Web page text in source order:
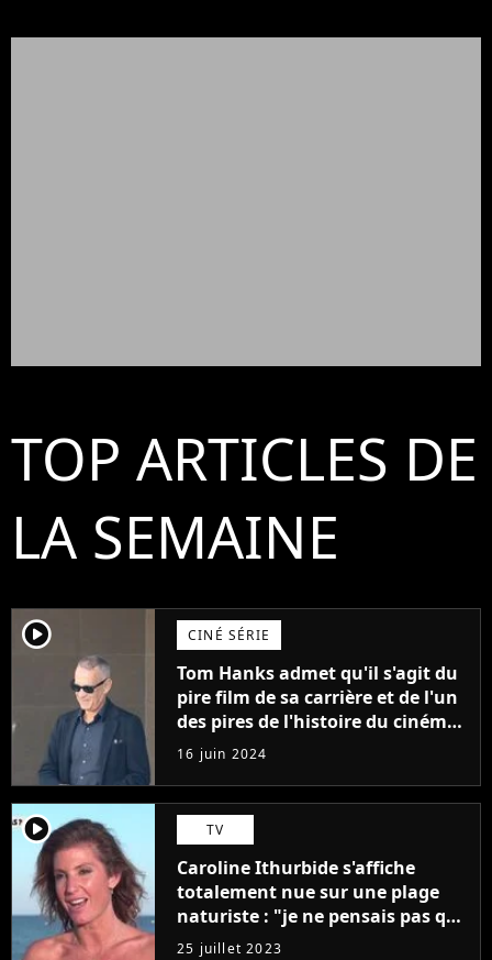
TOP ARTICLES DE
LA SEMAINE
player2 CINÉ SÉRIE
Tom Hanks admet qu'il s'agit du
pire film de sa carrière et de l'un
des pires de l'histoire du cinéma :
"L'un des films les plus
médiocres jamais réalisés"
16 juin 2024
player2 TV
Caroline Ithurbide s'affiche
totalement nue sur une plage
naturiste : "je ne pensais pas que
j'arriverais à le faire..."
25 juillet 2023